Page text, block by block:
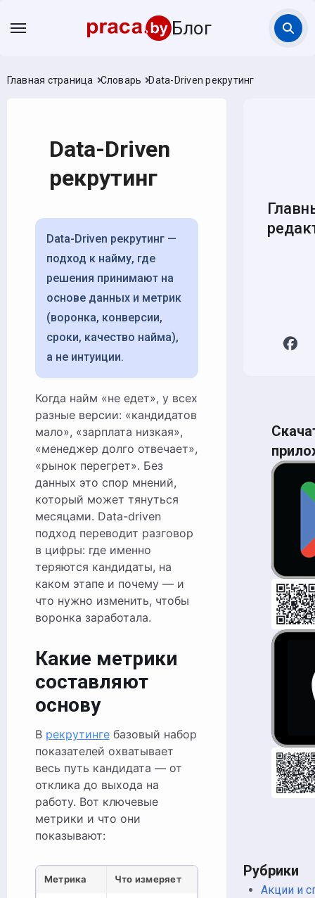
Блог
Главная страница Словарь Data-Driven рекрутинг
Data-Driven
рекрутинг
Data-Driven рекрутинг —
подход к найму, где
решения принимают на
основе данных и метрик
(воронка, конверсии,
сроки, качество найма),
а не интуиции.
Когда найм «не едет», у всех
разные версии: «кандидатов
мало», «зарплата низкая»,
«менеджер долго отвечает»,
«рынок перегрет». Без
данных это спор мнений,
который может тянуться
месяцами. Data-driven
подход переводит разговор
в цифры: где именно
теряются кандидаты, на
каком этапе и почему — и
что нужно изменить, чтобы
воронка заработала.
Какие метрики
составляют
основу
В рекрутингебазовый набор
показателей охватывает
весь путь кандидата — от
отклика до выхода на
работу. Вот ключевые
метрики и что они
показывают:
Метрика Что измеряет Рубрики
Акции и